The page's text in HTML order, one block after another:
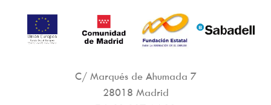
C/ Marqués de Ahumada 7
28018 Madrid